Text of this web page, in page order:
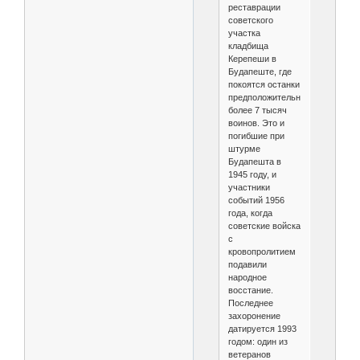
реставрации
советского
участка
кладбища
Керепеши в
Будапеште, где
покоятся останки
предположительно
более 7 тысяч
воинов. Это и
погибшие при
штурме
Будапешта в
1945 году, и
участники
событий 1956
года, когда
советские войска
с
кровопролитием
подавили
народное
восстание.
Последнее
захоронение
датируется 1993
годом: один из
ветеранов